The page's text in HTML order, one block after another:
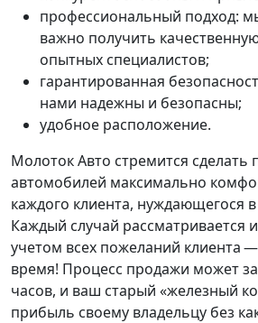
профессиональный подход:
важно получить
опытных специалистов;
гарантированная
нами надежны и безопасны;
удобное расположение.
Молоток Авто стремится сделать
автомобилей максимально
каждого клиента, нуждающегося в
Каждый случай рассматривается
учетом всех пожеланий клиента
время! Процесс продажи может
часов, и ваш старый «железный
прибыль своему владельцу без